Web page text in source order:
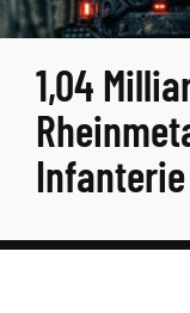
1,04
Infanterie